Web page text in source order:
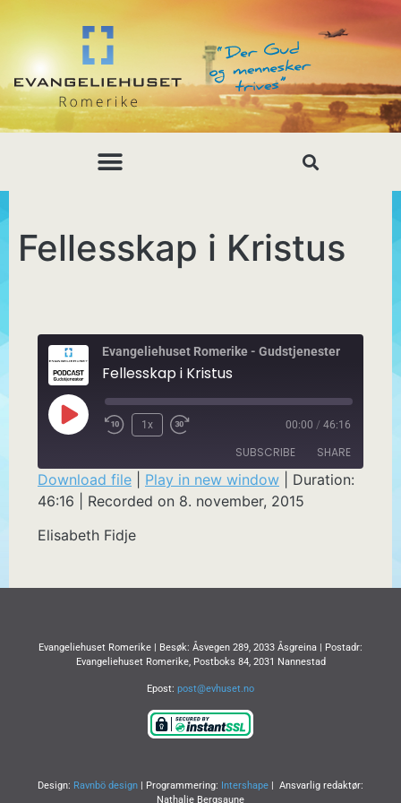
Fellesskap i Kristus
Evangeliehuset Romerike - Gudstjenester
Fellesskap i Kristus
1x 00:00 / 46:16
SUBSCRIBE SHARE
SHARE
LINK
Download file Play in new window
Duration:
46:16
Recorded on 8. november, 2015
Elisabeth Fidje
Evangeliehuset Romerike | Besøk: Åsvegen 289, 2033 Åsgreina | Postadr:
Evangeliehuset Romerike, Postboks 84, 2031 Nannestad
Epost: post@evhuset.no
Design: Ravnbö design | Programmering: Intershape | Ansvarlig redaktør:
Nathalie Bergsaune